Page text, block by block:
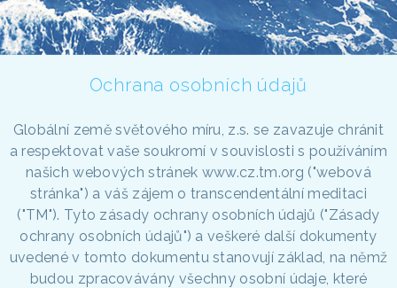
Ochrana osobních údajů
Globální země světového míru, z.s. se zavazuje chránit
a respektovat vaše soukromí v souvislosti s používáním
našich webových stránek www.cz.tm.org ("webová
stránka") a váš zájem o transcendentální meditaci
("TM"). Tyto zásady ochrany osobních údajů ("Zásady
ochrany osobních údajů") a veškeré další dokumenty
uvedené v tomto dokumentu stanovují základ, na němž
budou zpracovávány všechny osobní údaje, které